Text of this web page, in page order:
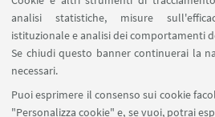
analisi statistiche, misure
istituzionale e analisi dei comportamenti
Se chiudi questo banner continuerai la
necessari.
Puoi esprimere il consenso sui cookie
"Personalizza cookie" e, se vuoi, potrai
LINK UTILI
Area
SEGUI UNIBO